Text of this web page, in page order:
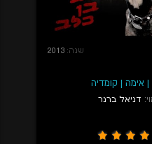
שנה: 2013
| אימה | קומדיה
דניאל ברנר